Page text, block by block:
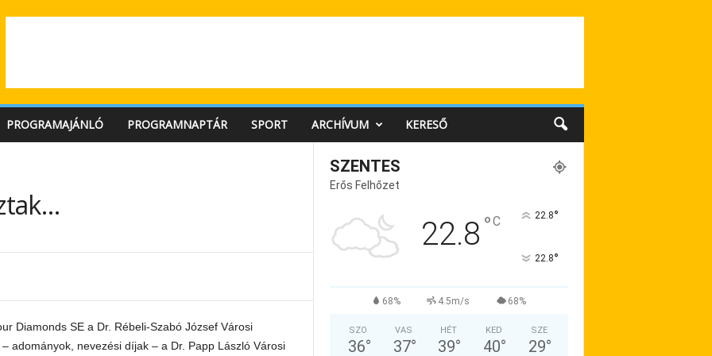
PROGRAMAJÁNLÓ PROGRAMNAPTÁR SPORT ARCHÍVUM KERESŐ
Diamonds SE a Dr. Rébeli-Szabó József Városi
adományok, nevezési díjak – a Dr. Papp László Városi
SZENTES
Erős Felhőzet
22.8 °C 22.8°
22.8°
68% 4.5m/s 68%
SZO
36°
VAS
37°
HÉT
39°
KED
40°
SZE
29°